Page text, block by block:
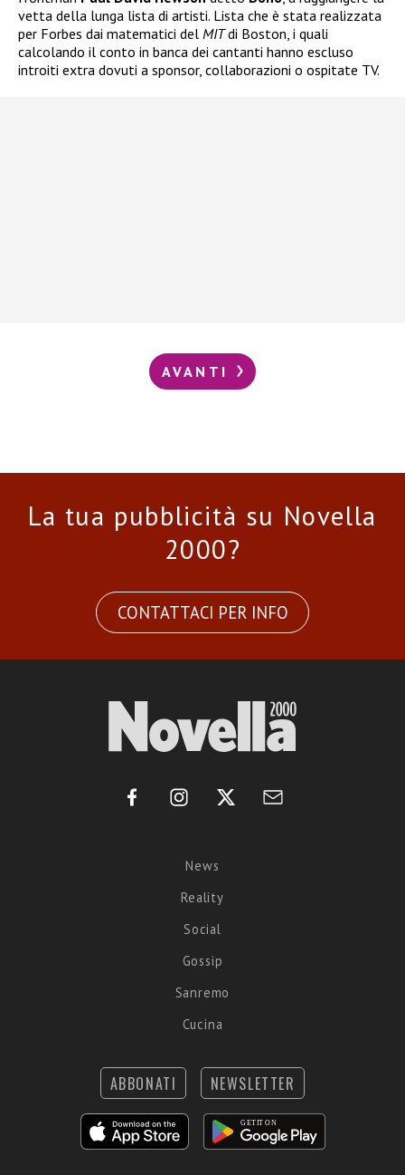
vetta della lunga lista di artisti. Lista che è stata realizzata
per Forbes dai matematici del MITdi Boston, i quali
calcolando il conto in banca dei cantanti hanno escluso
introiti extra dovuti a sponsor, collaborazioni o ospitate TV.
AVANTI
La tua pubblicità su Novella
2000?
CONTATTACI PER INFO
News
Reality
Social
Gossip
Sanremo
Cucina
ABBONATI NEWSLETTER